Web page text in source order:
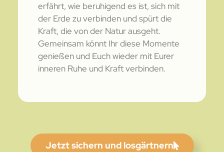
erfährt, wie beruhigend es ist, sich mit
der Erde zu verbinden und spürt die
Kraft, die von der Natur ausgeht.
Gemeinsam könnt Ihr diese Momente
genießen und Euch wieder mit Eurer
inneren Ruhe und Kraft verbinden.
Jetzt sichern und losgärtnern